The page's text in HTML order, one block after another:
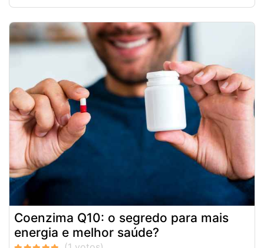
Coenzima Q10: o segredo para mais
energia e melhor saúde?